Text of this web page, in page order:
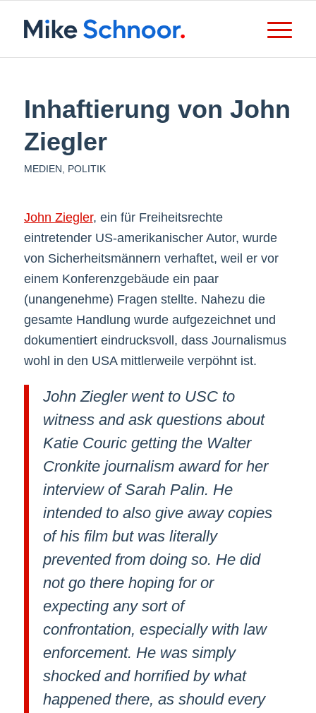
Inhaftierung von John
Ziegler
MEDIEN POLITIK
John Ziegler, ein für Freiheitsrechte
eintretender US-amerikanischer Autor, wurde
von Sicherheitsmännern verhaftet, weil er vor
einem Konferenzgebäude ein paar
(unangenehme) Fragen stellte. Nahezu die
gesamte Handlung wurde aufgezeichnet und
dokumentiert eindrucksvoll, dass Journalismus
wohl in den USA mittlerweile verpöhnt ist.
John Ziegler went to USC to
witness and ask questions about
Katie Couric getting the Walter
Cronkite journalism award for her
interview of Sarah Palin. He
intended to also give away copies
of his film but was literally
prevented from doing so. He did
not go there hoping for or
expecting any sort of
confrontation, especially with law
enforcement. He was simply
shocked and horrified by what
happened there, as should every